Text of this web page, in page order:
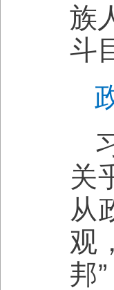
族
斗
关
从
观
邦